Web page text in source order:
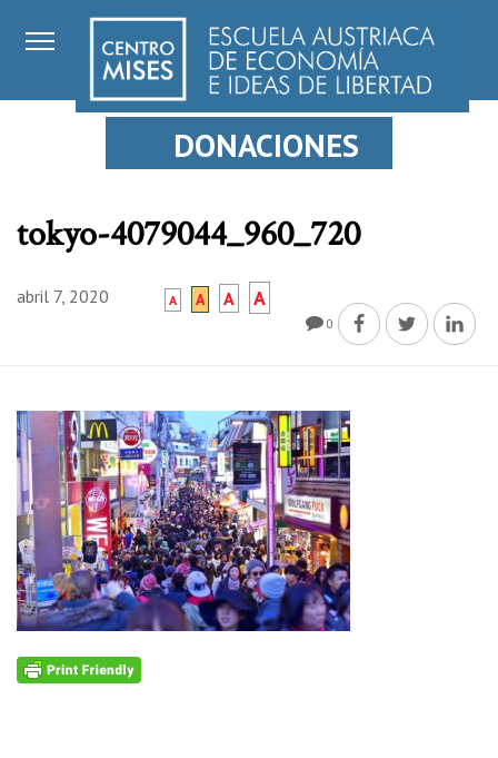
DONACIONES
tokyo-4079044_960_720
abril 7, 2020 A A A A
0